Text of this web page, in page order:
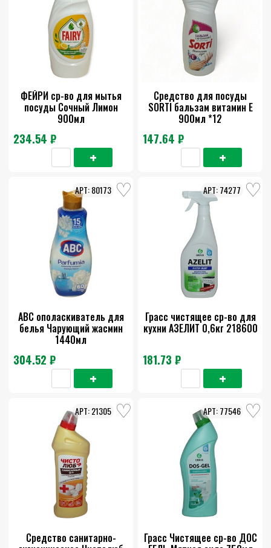
ФЕЙРИ ср-во для мытья
посуды Сочный Лимон
900мл
234.54 ₽
Средство для посуды
SORTI бальзам витамин Е
900мл *12
147.64 ₽
АВС ополаскиватель для
белья Чарующий жасмин
1440мл
304.52 ₽
80173
Грасс чистящее ср-во для
кухни АЗЕЛИТ 0,6кг 218600
181.73 ₽
74277
Средство санитарно-
21305
Грасс Чистящее ср-во ДОС
77546